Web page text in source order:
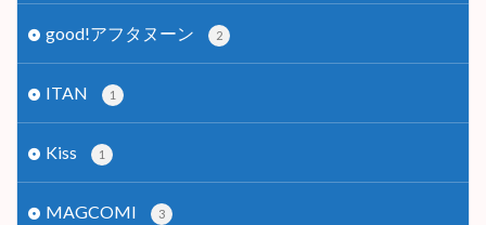
good!アフタヌーン 2
ITAN 1
Kiss 1
MAGCOMI 3